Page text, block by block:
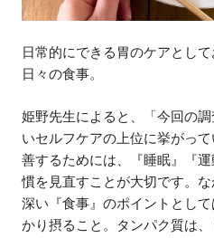
日常的にできる胃のケアとし
日々の食事。
姫野先生によると、「今回の
いセルフケアの上位に挙がっ
善するためには、『睡眠』『
慣を見直すことが大切です。
深い『食事』のポイントとし
かり摂ること。タンパク質は